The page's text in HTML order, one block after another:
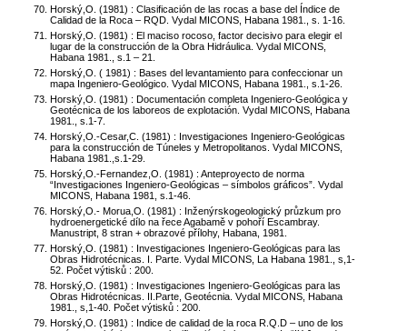
Horský,O. (1981) : Clasificación de las rocas a base del Índice de
Calidad de la Roca – RQD. Vydal MICONS, Habana 1981., s. 1-16.
Horský,O. (1981) : El maciso rocoso, factor decisivo para elegir el
lugar de la construcción de la Obra Hidráulica. Vydal MICONS,
Habana 1981., s.1 – 21.
Horský,O. ( 1981) : Bases del levantamiento para confeccionar un
mapa Ingeniero-Geológico. Vydal MICONS, Habana 1981., s.1-26.
Horský,O. (1981) : Documentación completa Ingeniero-Geológica y
Geotécnica de los laboreos de explotación. Vydal MICONS, Habana
1981., s.1-7.
Horský,O.-Cesar,C. (1981) : Investigaciones Ingeniero-Geológicas
para la construcción de Túneles y Metropolitanos. Vydal MICONS,
Habana 1981.,s.1-29.
Horský,O.-Fernandez,O. (1981) : Anteproyecto de norma
“Investigaciones Ingeniero-Geológicas – símbolos gráficos”. Vydal
MICONS, Habana 1981, s.1-46.
Horský,O.- Morua,O. (1981) : Inženýrskogeologický průzkum pro
hydroenergetické dílo na řece Agabamě v pohoří Escambray.
Manustript, 8 stran + obrazové přílohy, Habana, 1981.
Horský,O. (1981) : Investigaciones Ingeniero-Geológicas para las
Obras Hidrotécnicas. I. Parte. Vydal MICONS, La Habana 1981., s,1-
52. Počet výtisků : 200.
Horský,O. (1981) : Investigaciones Ingeniero-Geológicas para las
Obras Hidrotécnicas. II.Parte, Geotécnia. Vydal MICONS, Habana
1981., s,1-40. Počet výtisků : 200.
Horský,O. (1981) : Indice de calidad de la roca R.Q.D – uno de los